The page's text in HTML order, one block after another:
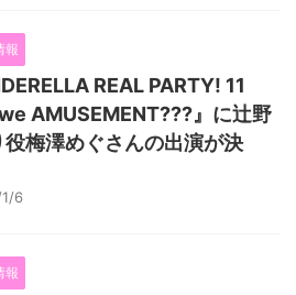
報
REAL PARTY! 11
AMUSEMENT???』に辻野
役梅澤めぐさんの出演が決
6
報